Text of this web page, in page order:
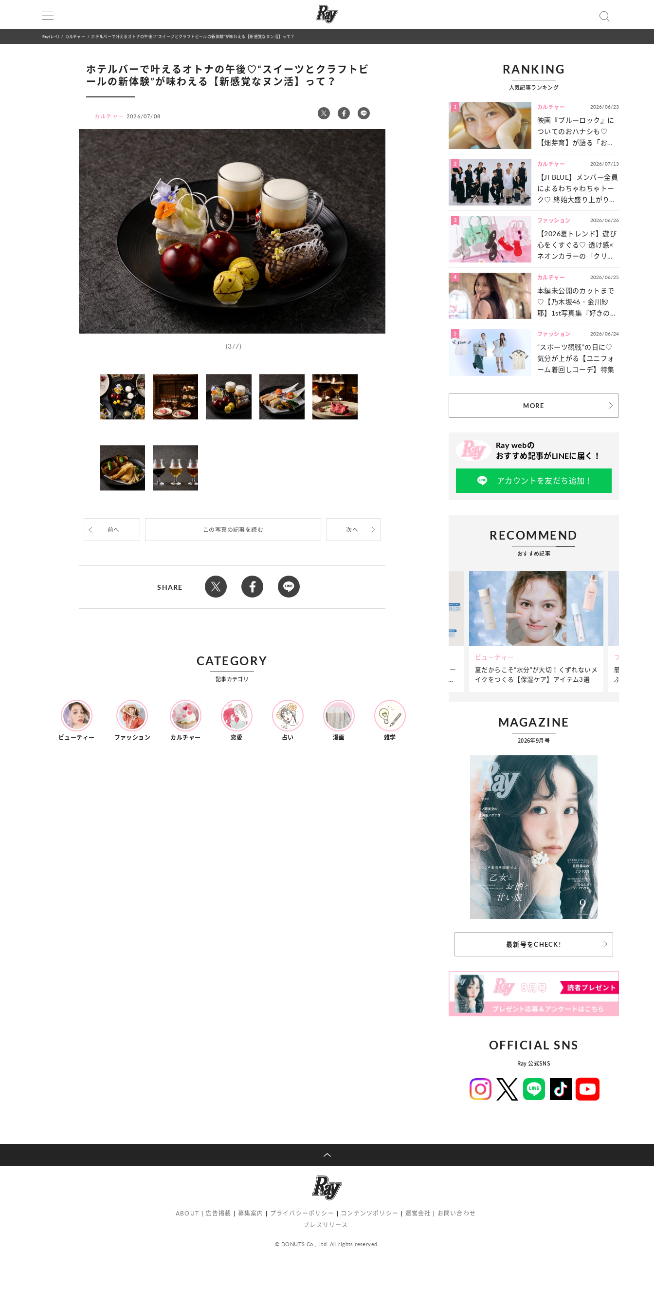
Ray(レイ) カルチャー ホテルバーで叶えるオトナの午後♡“スイーツとクラフトビールの新体験”が味わえる【新感覚なヌン活】って？
ホテルバーで叶えるオトナの午後♡“スイーツとクラフトビ
ールの新体験”が味わえる【新感覚なヌン活】って？
カルチャー 2026/07/08
(3/7)
前へ この写真の記事を読む 次へ
SHARE
RANKING
人気記事ランキング
1 カルチャー 2026/06/23
映画『ブルーロック』に
ついてのおハナシも♡
【畑芽育】が語る「お仕
は？
2 カルチャー 2026/07/13
【JI BLUE】メンバー全員
によるわちゃわちゃトー
ク♡ 終始大盛り上がりだ
一気見せ！
3 ファッション 2026/06/26
【2026夏トレンド】遊び
心をくすぐる♡ 透け感×
ネオンカラーの「クリア
4 カルチャー 2026/06/25
本編未公開のカットまで
♡【乃木坂46・金川紗
耶】1st写真集『好きのグ
たっぷりとお届け！
5 ファッション 2026/06/24
“スポーツ観戦”の日に♡
気分が上がる【ユニフォ
ーム着回しコーデ】特集
MORE
Ray webの
おすすめ記事がLINEに届く！
アカウントを友だち追加！
RECOMMEND
おすすめ記事
占い
【12星座別】今月の恋愛運♡ 7月23日～
8月20日の運勢は？
【Dリーグ】Ray世代注目のプロダンサー
集団♡ 各チームを彩る「イケメンダンサ
ビューティー
夏だからこそ“水分”が大切！くずれないメ
イクをつくる【保湿ケア】アイテム3選
ファッション
簡単アレン
ぷりの【そ
MAGAZINE
2026年9月号
最新号をCHECK!
OFFICIAL SNS
Ray 公式SNS
CATEGORY
記事カテゴリ
ビューティー ファッション カルチャー 恋愛 占い 漫画 雑学
ABOUT 広告掲載 募集案内 プライバシーポリシー コンテンツポリシー 運営会社
お問い合わせ
プレスリリース
© DONUTS Co., Ltd. All rights reserved.